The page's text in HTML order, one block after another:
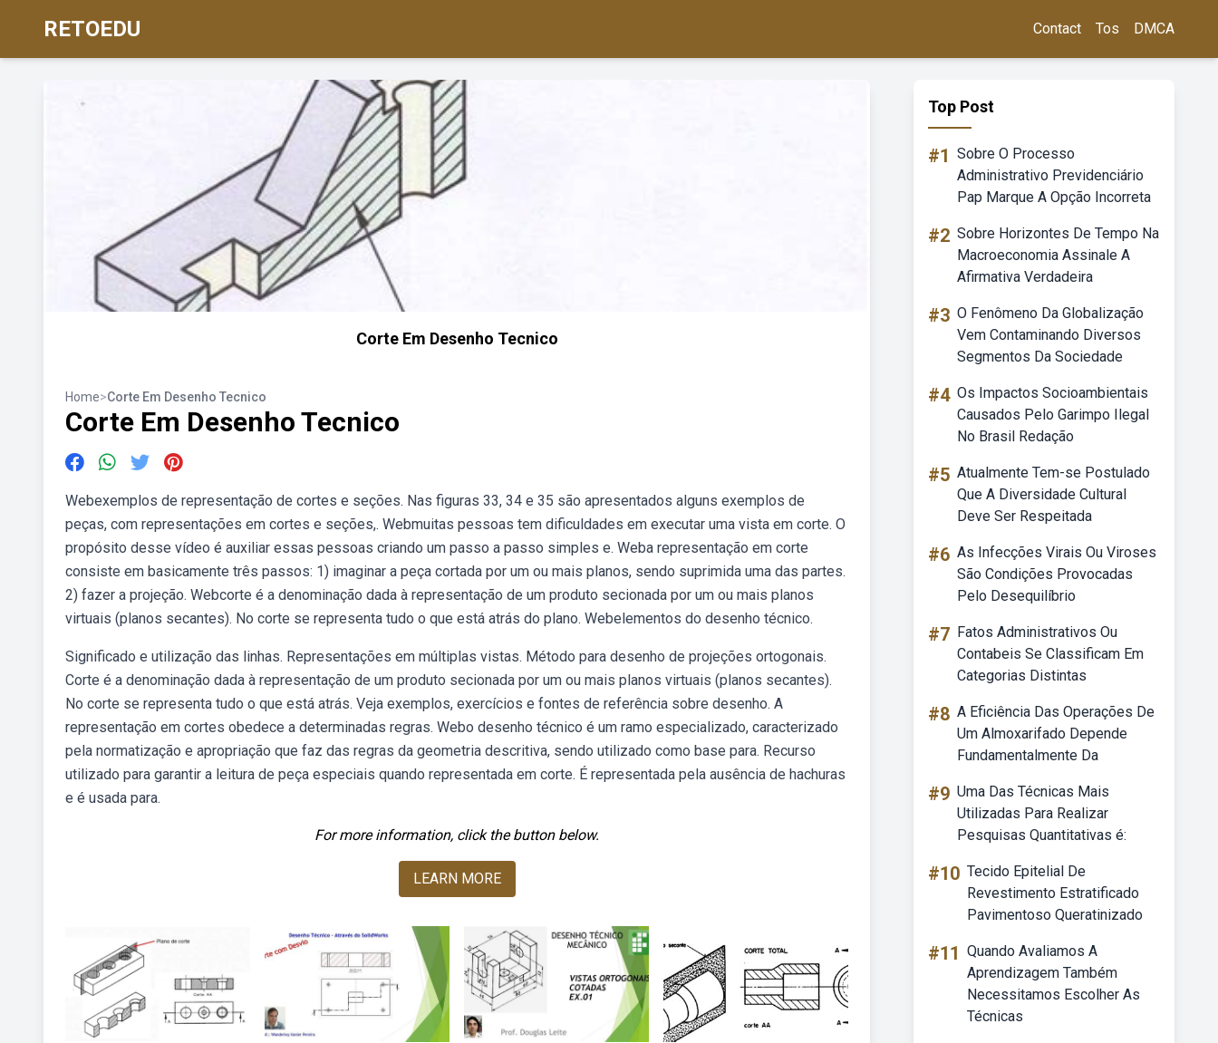
RETOEDU Contact Tos DMCA
Corte Em Desenho Tecnico
Home>Corte Em Desenho Tecnico
Corte Em Desenho Tecnico
Webexemplos de representação de cortes e seções. Nas figuras 33, 34 e 35 são apresentados alguns exemplos de
peças, com representações em cortes e seções,. Webmuitas pessoas tem dificuldades em executar uma vista em corte. O
propósito desse vídeo é auxiliar essas pessoas criando um passo a passo simples e. Weba representação em corte
consiste em basicamente três passos: 1) imaginar a peça cortada por um ou mais planos, sendo suprimida uma das partes.
2) fazer a projeção. Webcorte é a denominação dada à representação de um produto secionada por um ou mais planos
virtuais (planos secantes). No corte se representa tudo o que está atrás do plano. Webelementos do desenho técnico.
Significado e utilização das linhas. Representações em múltiplas vistas. Método para desenho de projeções ortogonais.
Corte é a denominação dada à representação de um produto secionada por um ou mais planos virtuais (planos secantes).
No corte se representa tudo o que está atrás. Veja exemplos, exercícios e fontes de referência sobre desenho. A
representação em cortes obedece a determinadas regras. Webo desenho técnico é um ramo especializado, caracterizado
pela normatização e apropriação que faz das regras da geometria descritiva, sendo utilizado como base para. Recurso
utilizado para garantir a leitura de peça especiais quando representada em corte. É representada pela ausência de hachuras
e é usada para.
For more information, click the button below.
LEARN MORE
Top Post
#1 Sobre O Processo
Administrativo Previdenciário
Pap Marque A Opção Incorreta
#2 Sobre Horizontes De Tempo Na
Macroeconomia Assinale A
Afirmativa Verdadeira
#3 O Fenômeno Da Globalização
Vem Contaminando Diversos
Segmentos Da Sociedade
#4 Os Impactos Socioambientais
Causados Pelo Garimpo Ilegal
No Brasil Redação
#5 Atualmente Tem-se Postulado
Que A Diversidade Cultural
Deve Ser Respeitada
#6 As Infecções Virais Ou Viroses
São Condições Provocadas
Pelo Desequilíbrio
#7 Fatos Administrativos Ou
Contabeis Se Classificam Em
Categorias Distintas
#8 A Eficiência Das Operações De
Um Almoxarifado Depende
Fundamentalmente Da
#9 Uma Das Técnicas Mais
Utilizadas Para Realizar
Pesquisas Quantitativas é:
#10 Tecido Epitelial De
Revestimento Estratificado
Pavimentoso Queratinizado
#11 Quando Avaliamos A
Aprendizagem Também
Necessitamos Escolher As
Técnicas